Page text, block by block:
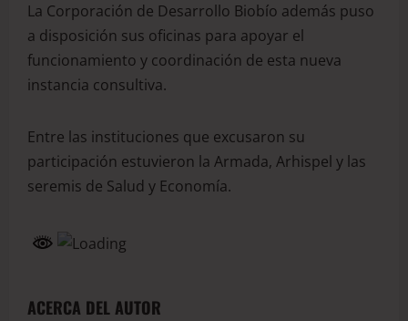
La Corporación de Desarrollo Biobío además puso
a disposición sus oficinas para apoyar el
funcionamiento y coordinación de esta nueva
instancia consultiva.
Entre las instituciones que excusaron su
participación estuvieron la Armada, Arhispel y las
seremis de Salud y Economía.
ACERCA DEL AUTOR